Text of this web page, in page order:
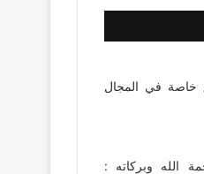
خاصة في المجال
الله وبركاته :